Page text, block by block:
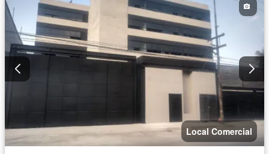
Local Comercial